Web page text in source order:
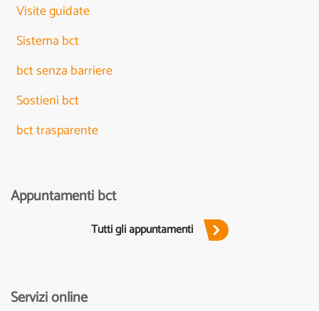
Visite guidate
Sistema bct
bct senza barriere
Sostieni bct
bct trasparente
Appuntamenti bct
Tutti gli appuntamenti
Servizi online